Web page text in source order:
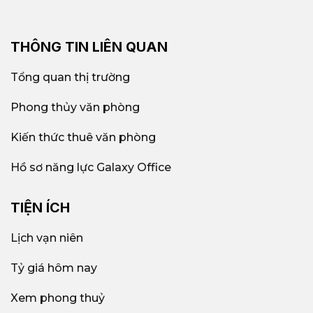
THÔNG TIN LIÊN QUAN
Tổng quan thị trường
Phong thủy văn phòng
Kiến thức thuê văn phòng
Hồ sơ năng lực Galaxy Office
TIỆN ÍCH
Lịch vạn niên
Tỷ giá hôm nay
Xem phong thuỷ